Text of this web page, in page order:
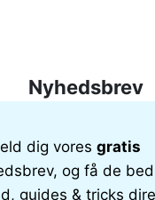
Nyhedsbrev
dig vores gratis
og få de
guides & tricks